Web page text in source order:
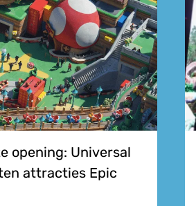
opening: Universal
attracties Epic